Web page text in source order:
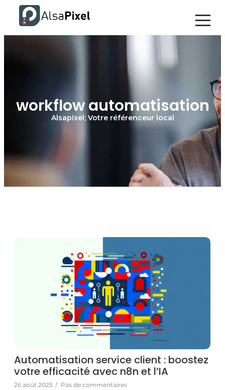
workflow automatisation
Alsapixel; Votre référenceur local
Automatisation service client : boostez
votre efficacité avec n8n et l’IA
26 août 2025 / Pas de commentaires